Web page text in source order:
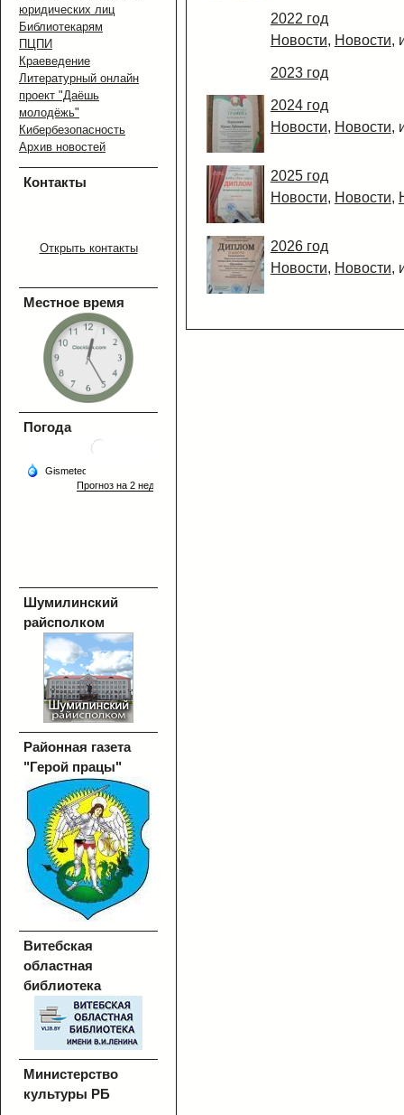
юридических лиц
Библиотекарям
ПЦПИ
Краеведение
Литературный онлайн
проект "Даёшь
молодёжь"
Кибербезопасность
Архив новостей
Контакты
Открыть контакты
Местное время
Погода
Шумилинский
райсполком
Районная газета
"Герой працы"
Витебская
областная
библиотека
Министерство
культуры РБ
2022 год
Новости, Новости,
2023 год
2024 год
Новости, Новости,
2025 год
Новости, Новости,
2026 год
Новости, Новости,